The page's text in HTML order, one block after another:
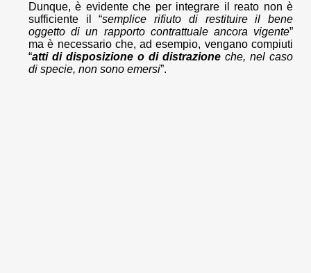
Dunque, è evidente che per integrare il reato non è
sufficiente il “semplice rifiuto di restituire il bene
oggetto di un rapporto contrattuale ancora vigente”
ma è necessario che, ad esempio, vengano compiuti
“atti di disposizione o di distrazione che, nel caso
di specie, non sono emersi”.